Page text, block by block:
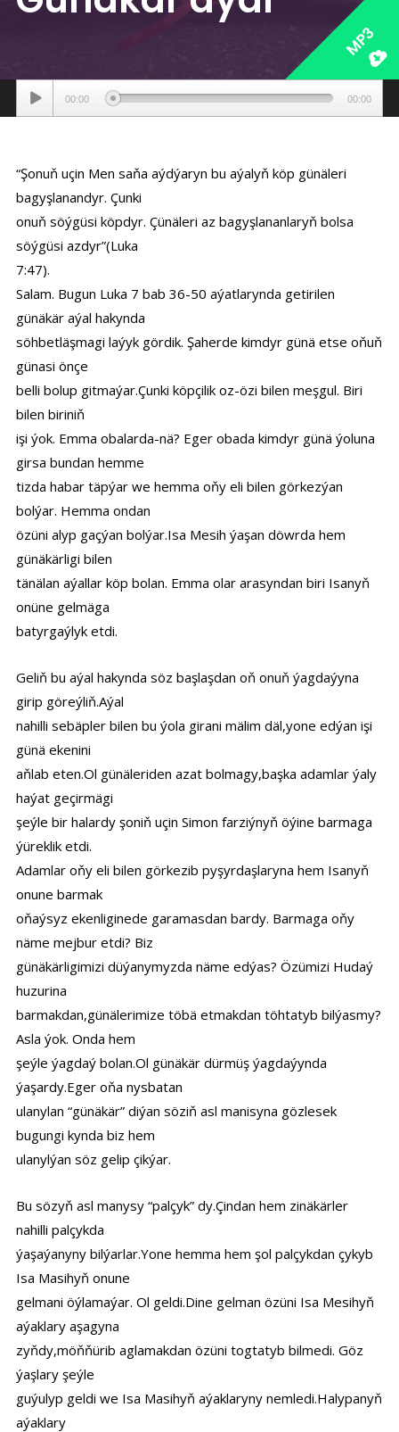
MP3
Аудиоплеер
00:00 00:00
“Şonuň uçin Men saňa aýdýaryn bu aýalyň köp günäleri
bagyşlanandyr. Çunki
onuň söýgüsi köpdyr. Çünäleri az bagyşlananlaryň bolsa
söýgüsi azdyr”(Luka
7:47).
Salam. Bugun Luka 7 bab 36-50 aýatlarynda getirilen
günäkär aýal hakynda
söhbetläşmagi laýyk gördik. Şaherde kimdyr günä etse oňuň
günasi önçe
belli bolup gitmaýar.Çunki köpçilik oz-özi bilen meşgul. Biri
bilen biriniň
işi ýok. Emma obalarda-nä? Eger obada kimdyr günä ýoluna
girsa bundan hemme
tizda habar täpýar we hemma oňy eli bilen görkezýan
bolýar. Hemma ondan
özüni alyp gaçýan bolýar.Isa Mesih ýaşan döwrda hem
günäkärligi bilen
tänälan aýallar köp bolan. Emma olar arasyndan biri Isanyň
onüne gelmäga
batyrgaýlyk etdi.
Geliň bu aýal hakynda söz başlaşdan oň onuň ýagdaýyna
girip göreýliň.Aýal
nahilli sebäpler bilen bu ýola girani mälim däl,yone edýan işi
günä ekenini
aňlab eten.Ol günäleriden azat bolmagy,başka adamlar ýaly
haýat geçirmägi
şeýle bir halardy şoniň uçin Simon farziýnyň öýine barmaga
ýüreklik etdi.
Adamlar oňy eli bilen görkezib pyşyrdaşlaryna hem Isanyň
onune barmak
oňaýsyz ekenliginede garamasdan bardy. Barmaga oňy
näme mejbur etdi? Biz
günäkärligimizi düýanymyzda näme edýas? Özümizi Hudaý
huzurina
barmakdan,günälerimize töbä etmakdan töhtatyb bilýasmy?
Asla ýok. Onda hem
şeýle ýagdaý bolan.Ol günäkär dürmüş ýagdaýynda
ýaşardy.Eger oňa nysbatan
ulanylan “günäkär” diýan söziň asl manisyna gözlesek
bugungi kynda biz hem
ulanylýan söz gelip çikýar.
Bu sözyň asl manysy “palçyk” dy.Çindan hem zinäkärler
nahilli palçykda
ýaşaýanyny bilýarlar.Yone hemma hem şol palçykdan çykyb
Isa Masihyň onune
gelmani öýlamaýar. Ol geldi.Dine gelman özüni Isa Mesihyň
aýaklary aşagyna
zyňdy,möňňürib aglamakdan özüni togtatyb bilmedi. Göz
ýaşlary şeýle
guýulyp geldi we Isa Masihyň aýaklaryny nemledi.Halypanyň
aýaklary